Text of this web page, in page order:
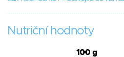
Nutriční hodnoty
100 g